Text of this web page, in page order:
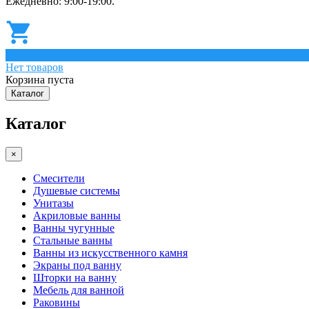
Нет товаров
Корзина пуста
Каталог
Каталог
×
Смесители
Душевые системы
Унитазы
Акриловые ванны
Ванны чугунные
Стальные ванны
Ванны из искусственного камня
Экраны под ванну
Шторки на ванну
Мебель для ванной
Раковины